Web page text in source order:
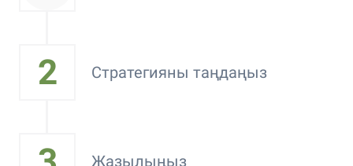
2 Стратегияны таңдаңыз
Жазылыңыз